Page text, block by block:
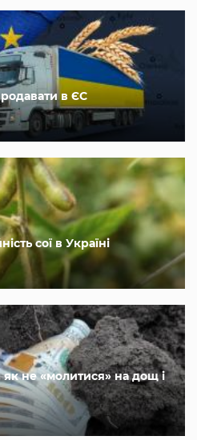
в ЄС
сої в Україні
не «молитися» на дощ і